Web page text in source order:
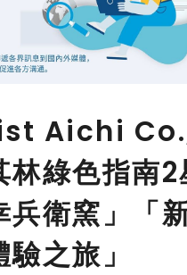
Aichi
林綠色指南2
兵衛窯」「
之旅」